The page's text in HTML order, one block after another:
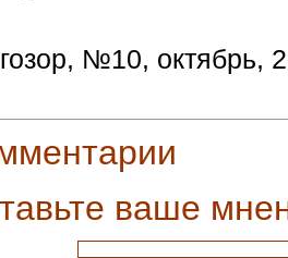
№10, октябрь,
ваше